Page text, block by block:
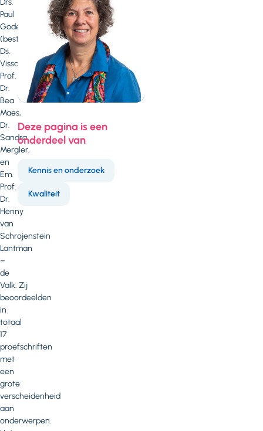
Paul
Goderis
(bestuurslid
Ds.
Visscherfonds),
Prof.
Dr.
Bea
Maes,
Dr.
Sandra
Mergler,
en
Em.
Prof.
Dr.
Henny
van
Schrojenstein
Lantman
–
de
Valk. Zij
beoordeelden
in
totaal
17
proefschriften
met
een
grote
verscheidenheid
aan
onderwerpen.
Deze pagina is een
onderdeel van
Kennis en onderzoek
Kwaliteit